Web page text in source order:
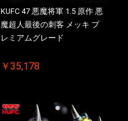
KUFC 47 悪魔将軍 1.5 原作 悪
魔超人最後の刺客 メッキ プ
レミアムグレード
￥35,178